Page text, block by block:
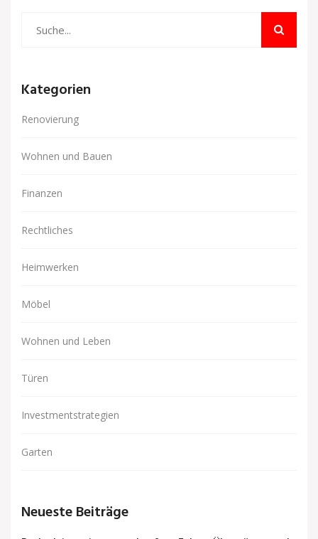
Kategorien
Renovierung
Wohnen und Bauen
Finanzen
Rechtliches
Heimwerken
Möbel
Wohnen und Leben
Türen
Investmentstrategien
Garten
Neueste Beiträge